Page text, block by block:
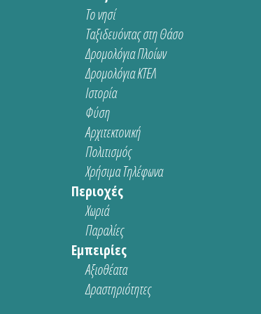
Το νησί
Ταξιδευόντας στη Θάσο
Δρομολόγια Πλοίων
Δρομολόγια ΚΤΕΛ
Ιστορία
Φύση
Αρχιτεκτονική
Πολιτισμός
Χρήσιμα Τηλέφωνα
Περιοχές
Χωριά
Παραλίες
Εμπειρίες
Αξιοθέατα
Δραστηριότητες